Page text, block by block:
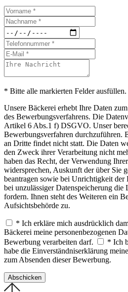
* Bitte alle markierten Felder ausfüllen.
Unsere Bäckerei erhebt Ihre Daten
des Bewerbungsverfahrens. Die
Artikel 6 Abs.1 f) DSGVO. Unser
Bewerbungsverfahren durchzuführen.
an Dritte findet nicht statt. Die Daten
den Zweck ihrer Verarbeitung nicht
haben das Recht, der Verwendung
widersprechen, Auskunft der über Sie
beantragen sowie bei Unrichtigkeit
bei unzulässiger Datenspeicherung die
fordern. Ihnen steht des Weiteren ein
Aufsichtsbehörde zu.
* Ich erkläre mich ausdrücklich
Bäckerei meine personenbezogenen
Bewerbung verarbeiten darf.
* Ich
habe die Einverständniserklärung
zum Absenden dieser Bewerbung.